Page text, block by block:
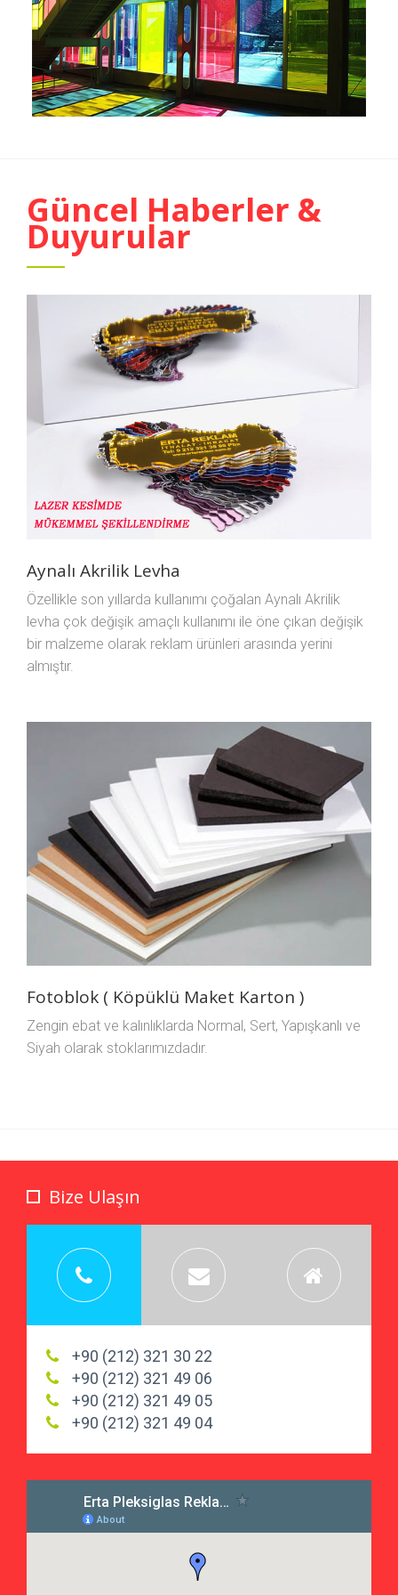
Güncel Haberler &
Duyurular
Aynalı Akrilik Levha
Özellikle son yıllarda kullanımı çoğalan Aynalı Akrilik
levha çok değişik amaçlı kullanımı ile öne çıkan değişik
bir malzeme olarak reklam ürünleri arasında yerini
almıştır.
Fotoblok ( Köpüklü Maket Karton )
Zengin ebat ve kalınlıklarda Normal, Sert, Yapışkanlı ve
Siyah olarak stoklarımızdadır.
Bize Ulaşın
+90 (212) 321 30 22
+90 (212) 321 49 06
+90 (212) 321 49 05
+90 (212) 321 49 04